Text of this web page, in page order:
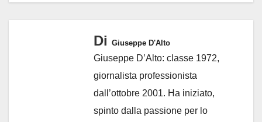
Di Giuseppe D'Alto
Giuseppe D’Alto: classe 1972,
giornalista professionista
dall’ottobre 2001. Ha iniziato,
spinto dalla passione per lo